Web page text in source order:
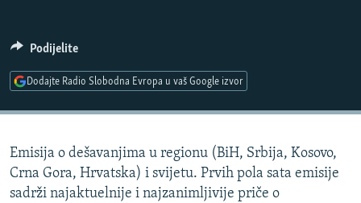
DNEVNO@RSE
SPECIJALI RSE
POPLAVE I KLIZIŠTA U BIH 2024.
TV LIBERTY
PRATITE NAS
Sve RFE/RL stranice
Podijelite
Dodajte Radio Slobodna Evropa u vaš Google izvor
Emisija o dešavanjima u regionu (BiH, Srbija, Kosovo,
Crna Gora, Hrvatska) i svijetu. Prvih pola sata emisije
sadrži najaktuelnije i najzanimljivije priče o